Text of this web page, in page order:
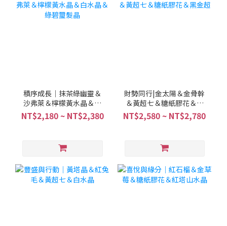
積序成長｜抹茶綠幽靈＆
沙弗萊＆檸檬黃水晶＆白
水晶＆綠碧璽髮晶
NT$2,180 ~ NT$2,380
財勢同行|金太陽＆金骨幹
＆黃超七＆糖紙膠花＆黑
金超
NT$2,580 ~ NT$2,780